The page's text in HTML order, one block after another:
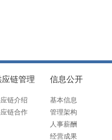
应链管理
链介绍
链合作
信息公开
基本信息
管理架构
人事薪酬
经营成果